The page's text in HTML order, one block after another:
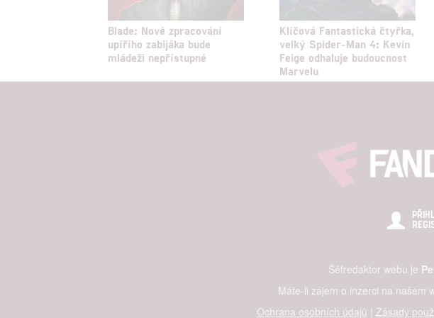
Blade: Nové zpracování
upířího zabijáka bude
mládeži nepřístupné
Klíčová Fantastická čtyřka,
velký Spider-Man 4: Kevin
Feige odhaluje budoucnost
Marvelu
Šéfredaktor webu je
Máte-li zájem o inzerci na našem
Ochrana osobních údajů | Zásady